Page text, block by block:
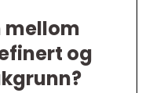
mellom
og